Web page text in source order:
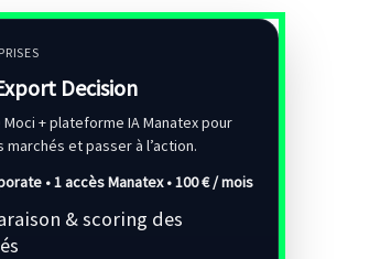
Decision
+ plateforme IA Manatex pour
et passer à l’action.
• 1 accès Manatex •100 € / mois
& scoring des